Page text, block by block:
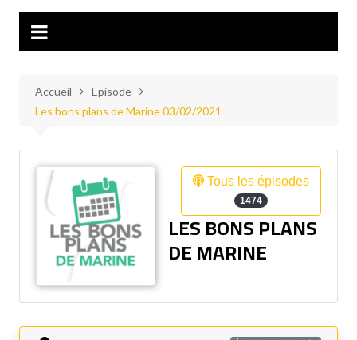
Accueil
Episode
Les bons plans de Marine 03/02/2021
Tous les épisodes
1474
LES BONS PLANS
DE MARINE